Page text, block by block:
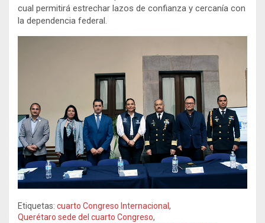
cual permitirá estrechar lazos de confianza y cercanía con
la dependencia federal.
Etiquetas: cuarto Congreso Internacional,
Querétaro sede del cuarto Congreso,